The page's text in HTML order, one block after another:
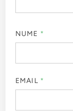
NUME *
EMAIL *